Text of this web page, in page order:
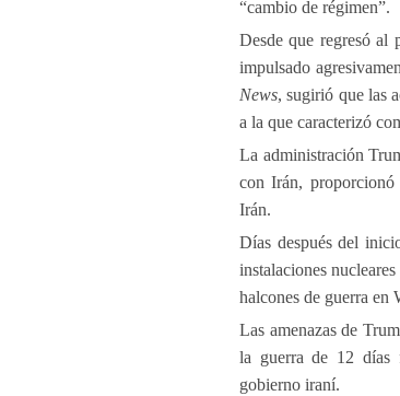
“cambio de régimen”.
Desde que regresó al
impulsado
News, sugirió que las
a la que caracterizó
La administración
con Irán, proporcionó
Irán.
Días después del
instalaciones
halcones de guerra en
Las amenazas de
la guerra de 12 días
gobierno iraní.